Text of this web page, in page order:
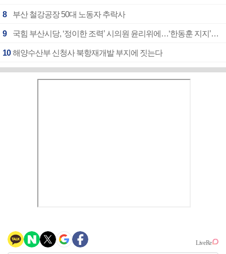
8 부산 철강공장 50대 노동자 추락사
9 국힘 부산시당, ‘정이한 조력’ 시의원 윤리위에…‘한동훈 지지’도 신고접수
10 해양수산부 신청사 북항재개발 부지에 짓는다